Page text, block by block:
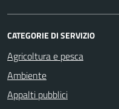
CATEGORIE DI SERVIZIO
Agricoltura e pesca
Ambiente
Appalti pubblici